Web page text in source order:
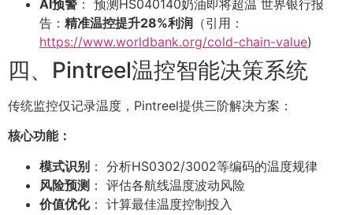
AI预警 ： 预测HS040140奶油即将超温 世界银行报
告： 精准温控提升28%利润 （引用：
https://www.worldbank.org/cold-chain-value)
四、Pintreel温控智能决策系统
传统监控仅记录温度，Pintreel提供三阶解决方案：
核心功能：
模式识别 ： 分析HS0302/3002等编码的温度规律
风险预测 ： 评估各航线温度波动风险
价值优化： 计算最佳温度控制投入